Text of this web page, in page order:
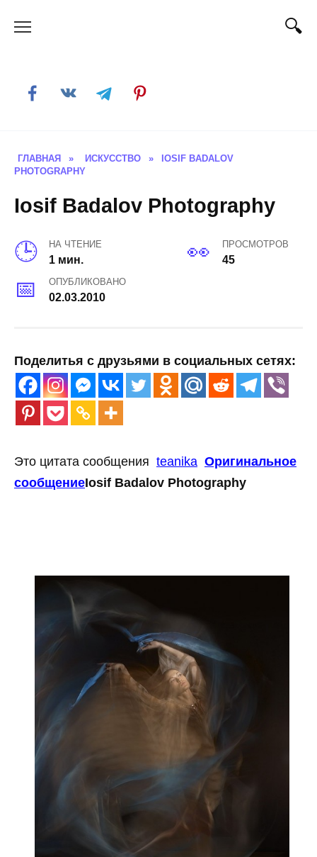
ГЛАВНАЯ » ИСКУССТВО »
IOSIF BADALOV
PHOTOGRAPHY
Iosif Badalov Photography
НА ЧТЕНИЕ
1 мин.
ПРОСМОТРОВ
45
ОПУБЛИКОВАНО
02.03.2010
Поделитья с друзьями в социальных сетях:
Это цитата сообщения teanika Оригинальное
сообщениеIosif Badalov Photography